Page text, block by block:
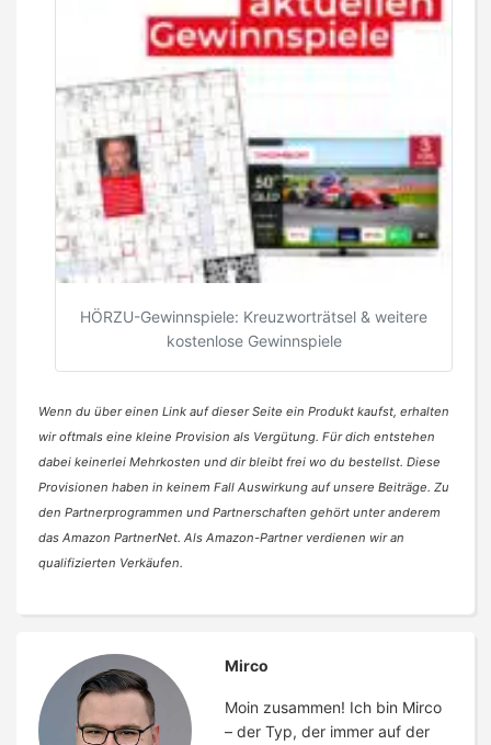
HÖRZU-Gewinnspiele: Kreuzworträtsel & weitere
kostenlose Gewinnspiele
Wenn du über einen Link auf dieser Seite ein Produkt kaufst, erhalten
wir oftmals eine kleine Provision als Vergütung. Für dich entstehen
dabei keinerlei Mehrkosten und dir bleibt frei wo du bestellst. Diese
Provisionen haben in keinem Fall Auswirkung auf unsere Beiträge. Zu
den Partnerprogrammen und Partnerschaften gehört unter anderem
das Amazon PartnerNet. Als Amazon-Partner verdienen wir an
qualifizierten Verkäufen.
Mirco
Moin zusammen! Ich bin Mirco
– der Typ, der immer auf der